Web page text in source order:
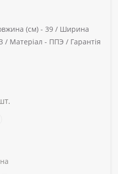
(см) - 39 / Ширина
/ Матеріал - ППЭ / Гарантія